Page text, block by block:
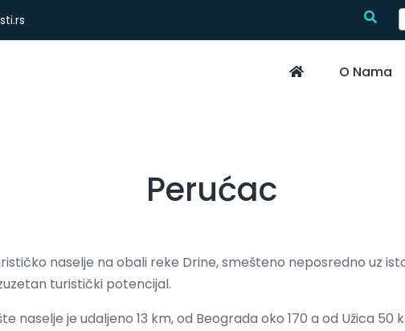
O Nama
Perućac
naselje na obali reke Drine, smešteno neposredno uz
turistički potencijal.
naselje je udaljeno 13 km, od Beograda oko 170 a od Užica 50